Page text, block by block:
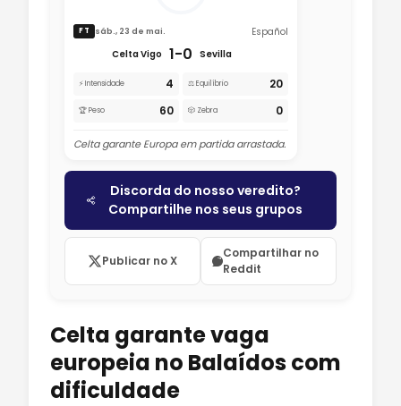
FT sáb., 23 de mai.
Español
Celta Vigo 1-0 Sevilla
⚡ Intensidade 4 ⚖️ Equilíbrio 20
🏆 Peso 60 🎲 Zebra 0
Celta garante Europa em partida arrastada.
Discorda do nosso veredito?
Compartilhe nos seus grupos
Publicar no X
Compartilhar no
Reddit
Celta garante vaga
europeia no Balaídos com
dificuldade